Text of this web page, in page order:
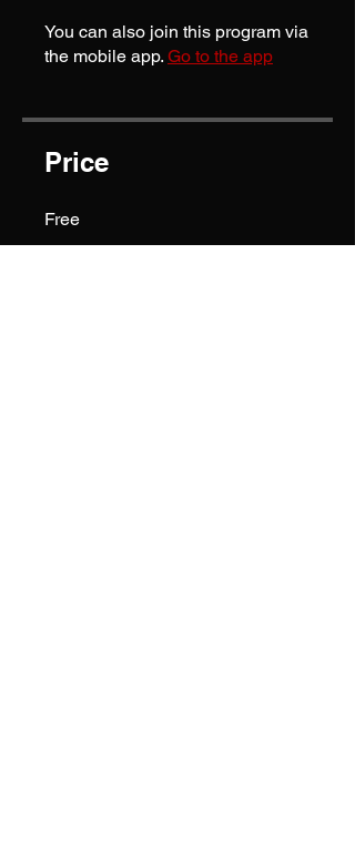
You can also join this program via
the mobile app. Go to the app
Price
Free